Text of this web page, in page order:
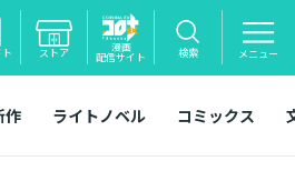
ストア 漫画
配信サイト 検索 メニュー
作 ライトノベル コミックス